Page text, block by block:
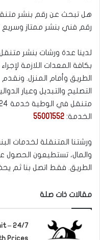
هل تبحث عن رقم بنشر
رقم فني بنشر ممتاز وسريع
لدينا عدة ورشات بنشر
بكافة المعدات اللازمة
الطريق وأمام المنزل.
التصليح والتبديل وعيار
الخدمة: 55001552
ورشتنا المتنقلة لخدمات
والمال، تستطيعون الحصول
الطريق. فقط اتصل بنا ثم
مقالات ذات صلة
– 24/7
Prices